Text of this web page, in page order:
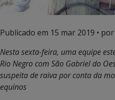
Publicado em 15 mar 2019 •
Nesta sexta-feira, uma equipe
Rio Negro com São Gabriel do
suspeita de raiva por conta da
equinos